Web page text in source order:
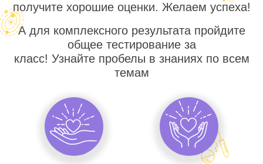
получите хорошие оценки. Желаем успеха!
А для комплексного результата пройдите
общее тестирование за
класс! Узнайте пробелы в знаниях по всем
темам